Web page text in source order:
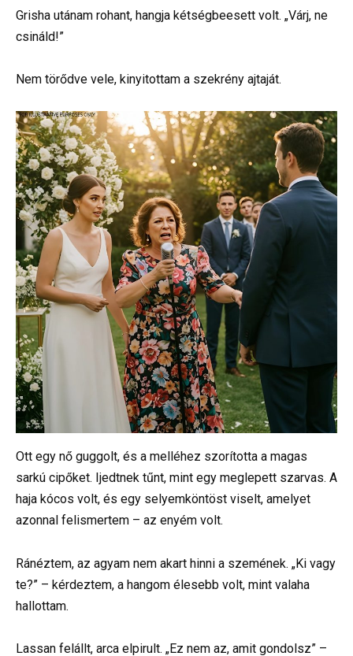
Grisha utánam rohant, hangja kétségbeesett volt. „Várj, ne
csináld!”
Nem törődve vele, kinyitottam a szekrény ajtaját.
Ott egy nő guggolt, és a melléhez szorította a magas
sarkú cipőket. Ijedtnek tűnt, mint egy meglepett szarvas. A
haja kócos volt, és egy selyemköntöst viselt, amelyet
azonnal felismertem – az enyém volt.
Ránéztem, az agyam nem akart hinni a szemének. „Ki vagy
te?” – kérdeztem, a hangom élesebb volt, mint valaha
hallottam.
Lassan felállt, arca elpirult. „Ez nem az, amit gondolsz” –